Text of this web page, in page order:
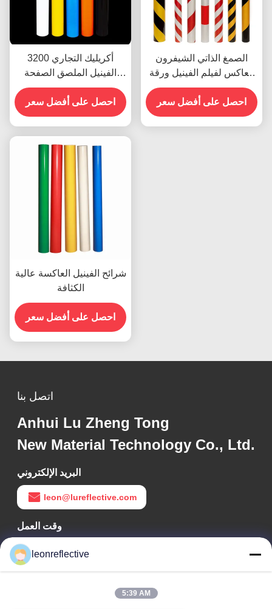
3200 أكريليك التجاري
الفينيل الملصق الصفحة
العاكسة الفيلم المخصص
احصل على أفضل سعر
الصمغ الذاتي الشيفرون
العاكس لفيلم الفينيل ورقة
الفينيل رول الدرجة الإعلانية
احصل على أفضل سعر
شرائح الفينيل العاكسة عالية
الكثافة
احصل على أفضل سعر
اتصل بنا
Anhui Lu Zheng Tong
New Material Technology Co., Ltd.
البريد الإلكتروني
leon@lureflective.com
وقت العمل
9:00-18:00
عنواننا
leonreflective
5:39 AM